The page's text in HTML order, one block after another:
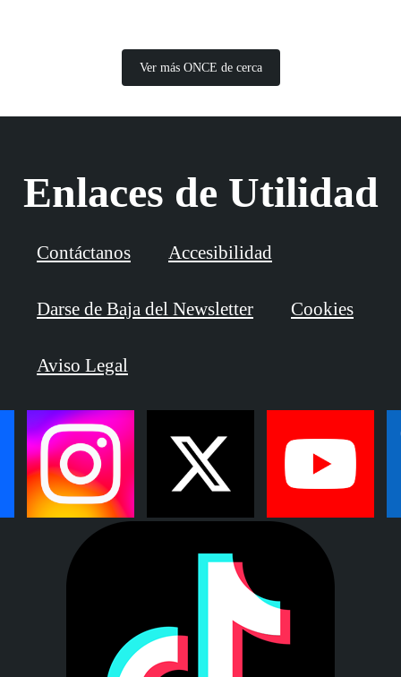
Ver más ONCE de cerca
Enlaces de Utilidad
Contáctanos Accesibilidad
Darse de Baja del Newsletter Cookies
Aviso Legal